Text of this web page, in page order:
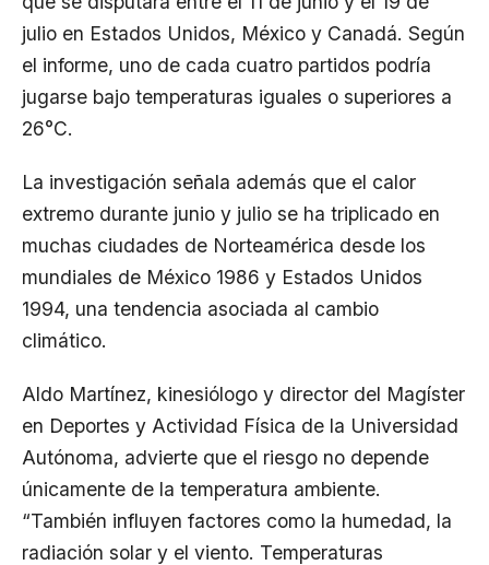
julio en Estados Unidos, México y Canadá. Según
el informe, uno de cada cuatro partidos podría
jugarse bajo temperaturas iguales o superiores a
26°C.
La investigación señala además que el calor
extremo durante junio y julio se ha triplicado en
muchas ciudades de Norteamérica desde los
mundiales de México 1986 y Estados Unidos
1994, una tendencia asociada al cambio
climático.
Aldo Martínez, kinesiólogo y director del Magíster
en Deportes y Actividad Física de la Universidad
Autónoma, advierte que el riesgo no depende
únicamente de la temperatura ambiente.
“También influyen factores como la humedad, la
radiación solar y el viento. Temperaturas